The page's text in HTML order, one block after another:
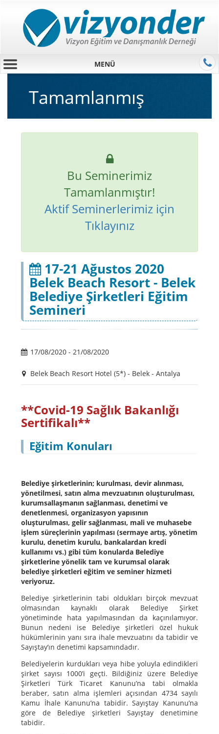
MENÜ
Tamamlanmış
Bu Seminerimiz
Tamamlanmıştır!
Aktif Seminerlerimiz için
Tıklayınız
17-21 Ağustos 2020
Belek Beach Resort - Belek
Belediye Şirketleri Eğitim
Semineri
17/08/2020 - 21/08/2020
Belek Beach Resort Hotel (5*) - Belek - Antalya
**Covid-19 Sağlık Bakanlığı
Sertifikalı**
Eğitim Konuları
Belediye şirketlerinin; kurulması, devir alınması,
yönetilmesi, satın alma mevzuatının oluşturulması,
kurumsallaşmanın sağlanması, denetimi ve
denetlenmesi, organizasyon yapısının
oluşturulması, gelir sağlanması, mali ve muhasebe
işlem süreçlerinin yapılması (sermaye artış, yönetim
kurulu, denetim kurulu, bankalardan kredi
kullanımı vs.) gibi tüm konularda Belediye
şirketlerine yönelik tam ve kurumsal olarak
belediye şirketleri eğitim ve seminer hizmeti
veriyoruz.
Belediye şirketlerinin tabi oldukları birçok mevzuat
olmasından kaynaklı olarak Belediye Şirket
yönetiminde hata yapılmasından da kaçınılamıyor.
Bunun nedeni ise Belediye şirketleri özel hukuk
hükümlerinin yanı sıra ihale mevzuatını da tabidir ve
Sayıştay’ın denetimi kapsamındadır.
Belediyelerin kurdukları veya hibe yoluyla edindikleri
şirket sayısı 1000’i geçti. Bildiğiniz üzere Belediye
Şirketleri Türk Ticaret Kanunu’na tabi olmakla
beraber, satın alma işlemleri açısından 4734 sayılı
Kamu İhale Kanunu’na tabidir. Sayıştay Kanunu’na
göre de Belediye şirketleri Sayıştay denetimine
tabidir.